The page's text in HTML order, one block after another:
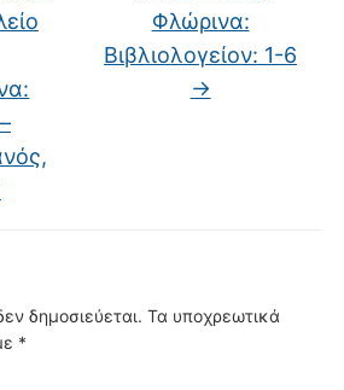
Φλώρινα:
Βιβλιολογείον: 1-6
→
δημοσιεύεται. Τα υποχρεωτικά
*